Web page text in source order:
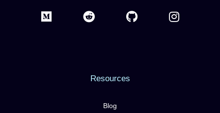
Resources
Blog